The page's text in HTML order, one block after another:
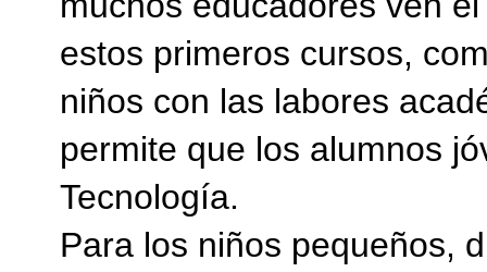
estos primeros cursos,
niños con las labores
permite que los alumnos
Tecnología.
Para los niños pequeños,